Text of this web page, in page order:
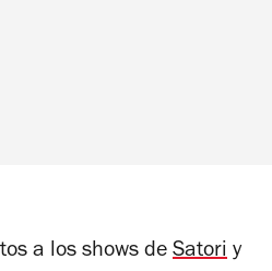
a los shows de Satori y